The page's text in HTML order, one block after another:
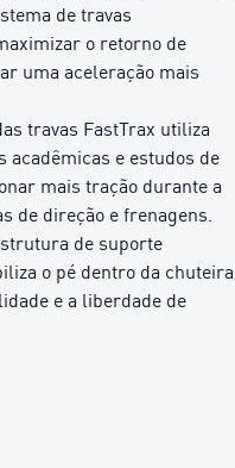
de travas
o retorno de
uma aceleração mais
travas FastTrax utiliza
acadêmicas e estudos de
mais tração durante a
de direção e frenagens.
de suporte
o pé dentro da chuteira
e a liberdade de